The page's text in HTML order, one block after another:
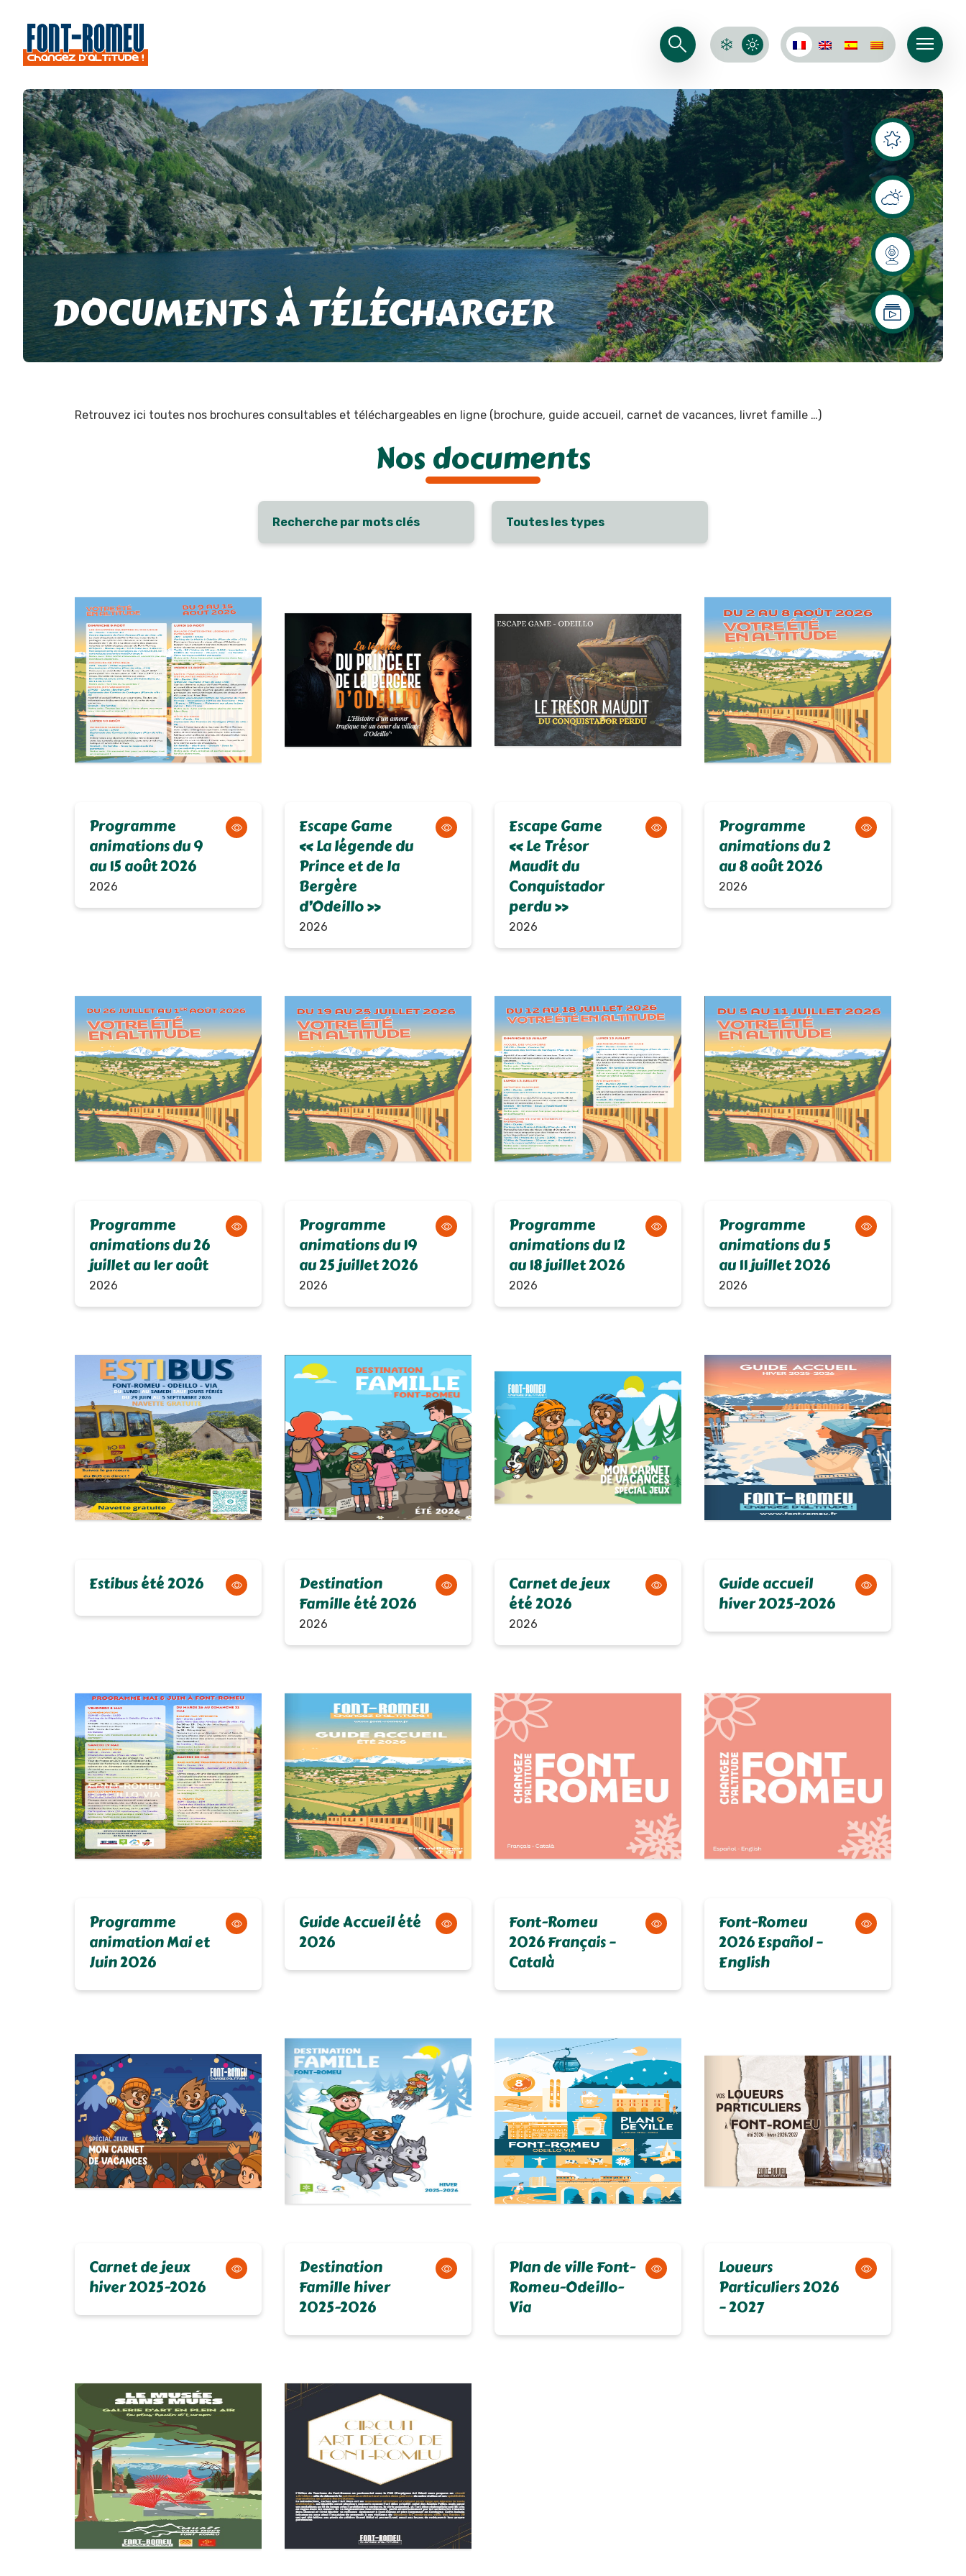
DOCUMENTS À TÉLÉCHARGER
Retrouvez ici toutes nos brochures consultables et téléchargeables en ligne (brochure, guide accueil, carnet de vacances, livret famille …)
Nos documents
Programme
animations du 9
au 15 août 2026
2026
Escape Game
« La légende du
Prince et de la
Bergère
d’Odeillo »
2026
Escape Game
« Le Trésor
Maudit du
Conquistador
perdu »
2026
Programme
animations du 2
au 8 août 2026
2026
Programme
animations du 26
juillet au 1er août
2026
Programme
animations du 19
au 25 juillet 2026
2026
Programme
animations du 12
au 18 juillet 2026
2026
Programme
animations du 5
au 11 juillet 2026
2026
Estibus été 2026
Destination
Famille été 2026
2026
Carnet de jeux
été 2026
2026
Guide accueil
hiver 2025-2026
Programme
animation Mai et
Juin 2026
Guide Accueil été
2026
Font-Romeu
2026 Français –
Català
Font-Romeu
2026 Español –
English
Carnet de jeux
hiver 2025-2026
Destination
Famille hiver
2025-2026
Plan de ville Font-
Romeu-Odeillo-
Via
Loueurs
Particuliers 2026
– 2027